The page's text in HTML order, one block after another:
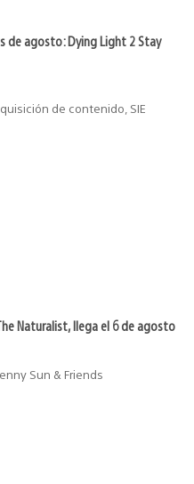
de agosto: Dying Light 2 Stay
de contenido, SIE
Naturalist, llega el 6 de agosto
Sun & Friends